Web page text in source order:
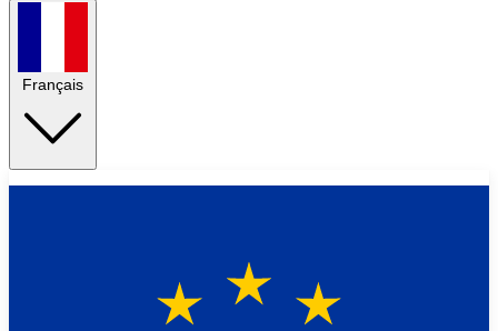
Français